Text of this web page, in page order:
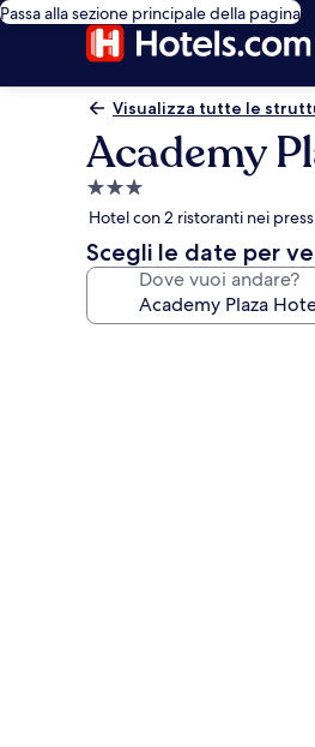
Passa alla sezione principale della pagina
Visualizza tutte le
Academy
Struttura
a
3.0
stelle
Hotel con 2 ristoranti nei
Scegli le date per
Dove vuoi andare?